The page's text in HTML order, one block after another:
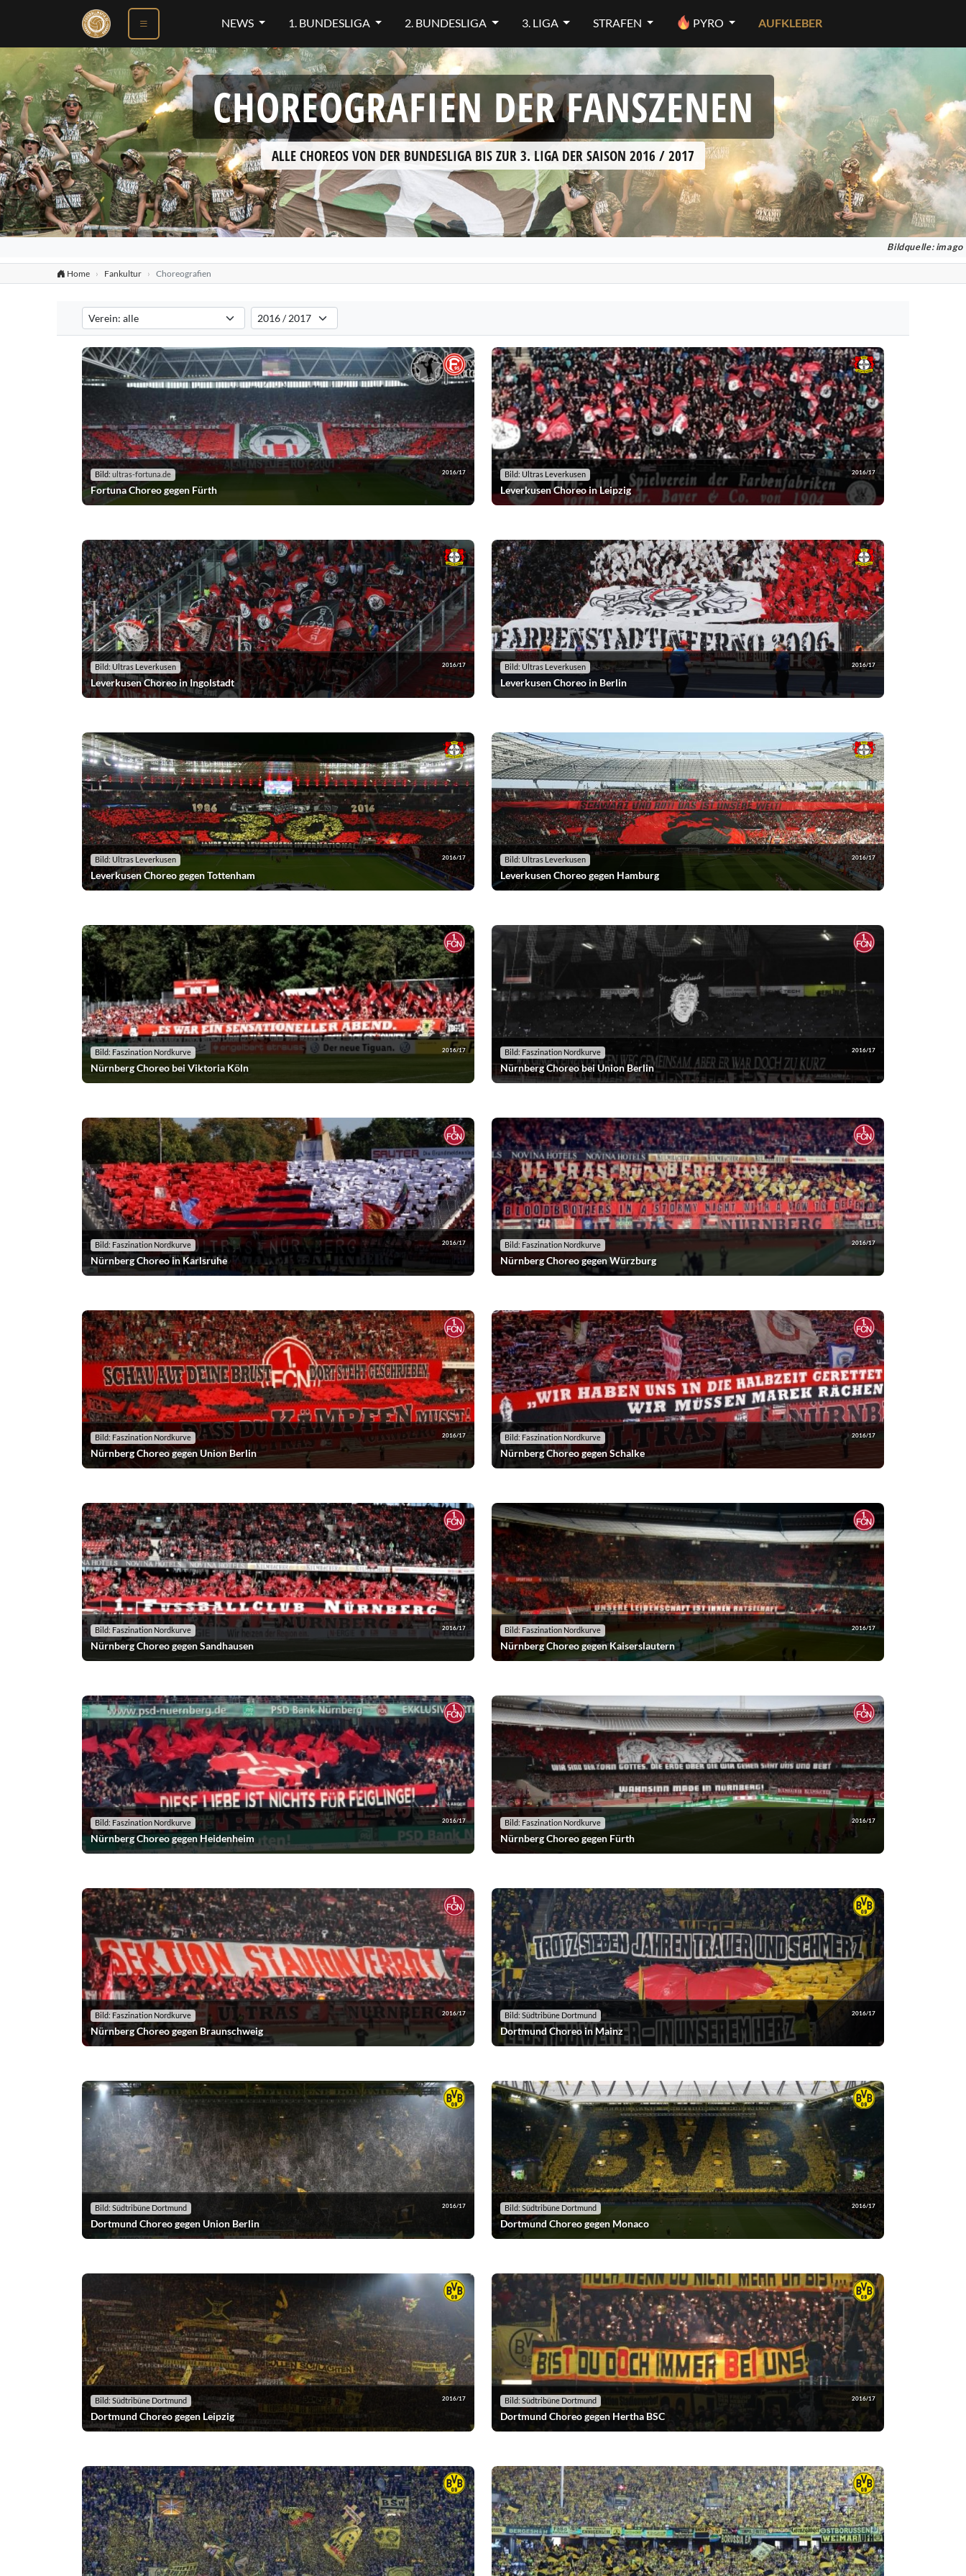
NEWS 1. BUNDESLIGA 2. BUNDESLIGA 3. LIGA STRAFEN PYRO AUFKLEBER
CHOREOGRAFIEN DER FANSZENEN
ALLE CHOREOS VON DER BUNDESLIGA BIS ZUR 3. LIGA DER SAISON 2016 / 2017
Bildquelle: imago
Home Fankultur Choreografien
Verein auswählen
Filtert die Choreografien nach dem ausgewählten Verein. Standard: alle Vereine anzeigen.
Saison auswählen
Filtert die Choreografien nach der ausgewählten Saison. Standard: alle Saisons anzeigen.
Bild: ultras-fortuna.de 2016/17
Fortuna Choreo gegen Fürth
Bild: Ultras Leverkusen 2016/17
Leverkusen Choreo in Leipzig
Bild: Ultras Leverkusen 2016/17
Leverkusen Choreo in Ingolstadt
Bild: Ultras Leverkusen 2016/17
Leverkusen Choreo in Berlin
Bild: Ultras Leverkusen 2016/17
Leverkusen Choreo gegen Tottenham
Bild: Ultras Leverkusen 2016/17
Leverkusen Choreo gegen Hamburg
Bild: Faszination Nordkurve 2016/17
Nürnberg Choreo bei Viktoria Köln
Bild: Faszination Nordkurve 2016/17
Nürnberg Choreo bei Union Berlin
Bild: Faszination Nordkurve 2016/17
Nürnberg Choreo in Karlsruhe
Bild: Faszination Nordkurve 2016/17
Nürnberg Choreo gegen Würzburg
Bild: Faszination Nordkurve 2016/17
Nürnberg Choreo gegen Union Berlin
Bild: Faszination Nordkurve 2016/17
Nürnberg Choreo gegen Schalke
Bild: Faszination Nordkurve 2016/17
Nürnberg Choreo gegen Sandhausen
Bild: Faszination Nordkurve 2016/17
Nürnberg Choreo gegen Kaiserslautern
Bild: Faszination Nordkurve 2016/17
Nürnberg Choreo gegen Heidenheim
Bild: Faszination Nordkurve 2016/17
Nürnberg Choreo gegen Fürth
Bild: Faszination Nordkurve 2016/17
Nürnberg Choreo gegen Braunschweig
Bild: Südtribüne Dortmund 2016/17
Dortmund Choreo in Mainz
Bild: Südtribüne Dortmund 2016/17
Dortmund Choreo gegen Union Berlin
Bild: Südtribüne Dortmund 2016/17
Dortmund Choreo gegen Monaco
Bild: Südtribüne Dortmund 2016/17
Dortmund Choreo gegen Leipzig
Bild: Südtribüne Dortmund 2016/17
Dortmund Choreo gegen Hertha BSC